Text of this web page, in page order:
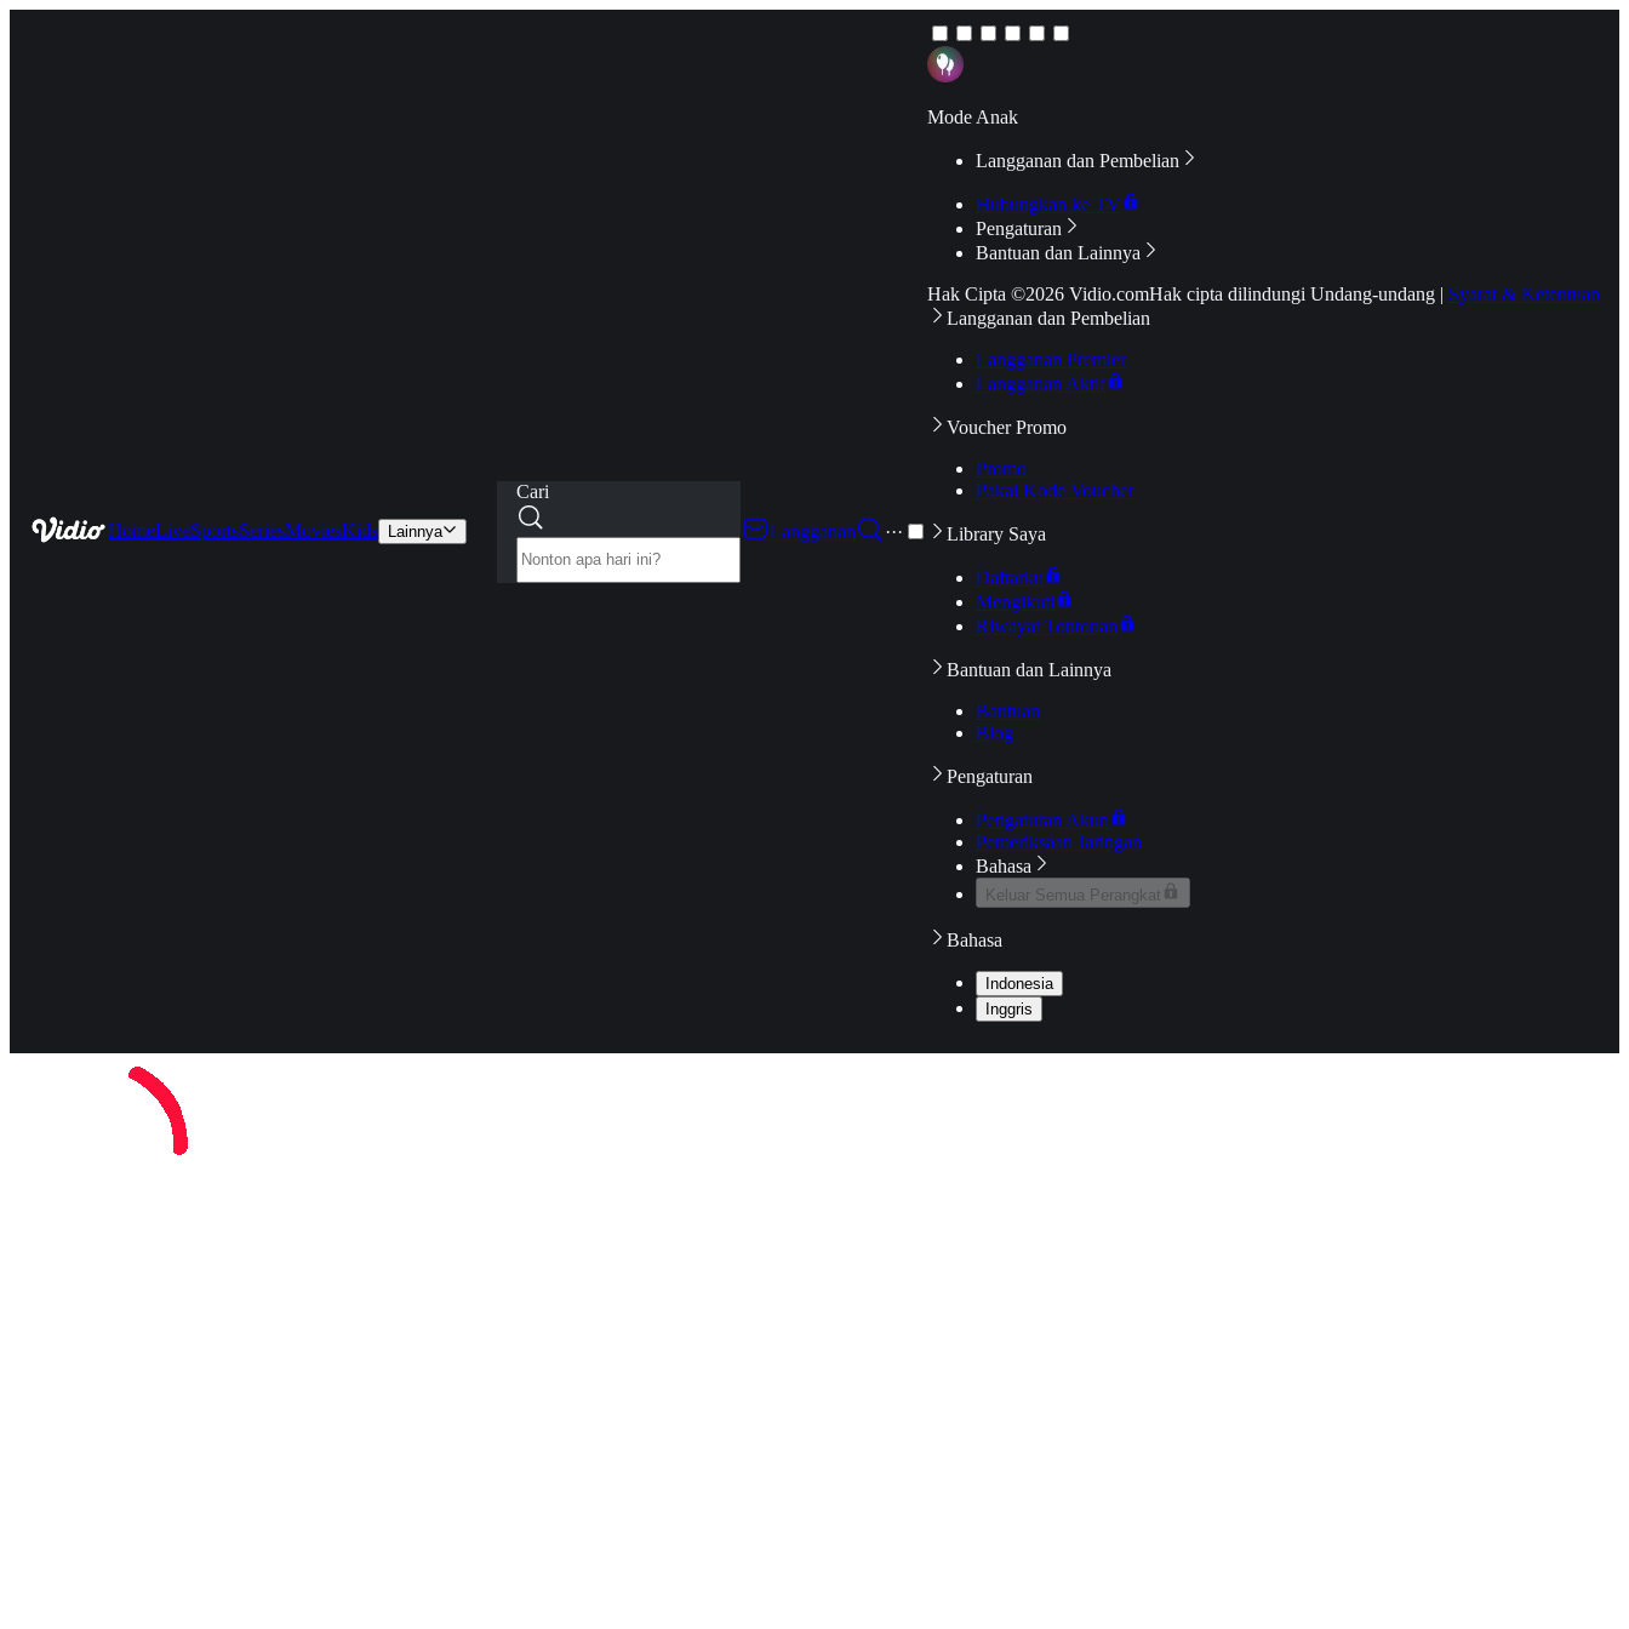
HomeLiveSportsSeriesMoviesKids Lainnya
Cari
Langganan
···
Mode Anak
Langganan dan Pembelian
Hubungkan ke TV
Pengaturan
Bantuan dan Lainnya
Hak Cipta ©2026 Vidio.comHak cipta dilindungi Undang-undang | Syarat & Ketentuan
Langganan dan Pembelian
Langganan Premier
Langganan Aktif
Voucher Promo
Promo
Pakai Kode Voucher
Library Saya
Daftarku
Mengikuti
Riwayat Tontonan
Bantuan dan Lainnya
Bantuan
Blog
Pengaturan
Pengaturan Akun
Pemeriksaan Jaringan
Bahasa
Keluar Semua Perangkat
Bahasa
Indonesia
Inggris